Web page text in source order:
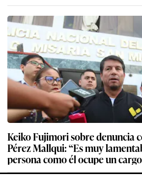
Keiko Fujimori sobre denuncia
Pérez Mallqui: “Es muy
persona como él ocupe un